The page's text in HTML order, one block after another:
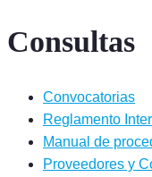
Consultas
Convocatorias
Reglamento
Manual de
Proveedores y